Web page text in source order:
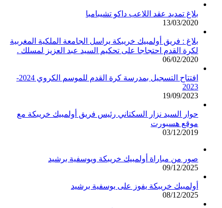
بلاغ تمديد عقد اللاعب داكو تشيبامبا
13/03/2020
بلاغ : فريق أولمبيك خريبكة يراسل الجامعة الملكية المغربية
لكرة القدم احتجاجا على تحكيم السيد عبد العزيز لمسلك .
06/02/2020
افتتاح التسجيل بمدرسة كرة القدم للموسم الكروي 2024-
2023
19/09/2023
حوار السيد نزار السكتاني رئيس فريق أولمبيك خريبكة مع
موقع هسبورت
03/12/2019
صور من مباراة أولمبيك خريبكة ويوسفية برشيد
09/12/2025
أولمبيك خريبكة يفوز على يوسفية برشيد
08/12/2025